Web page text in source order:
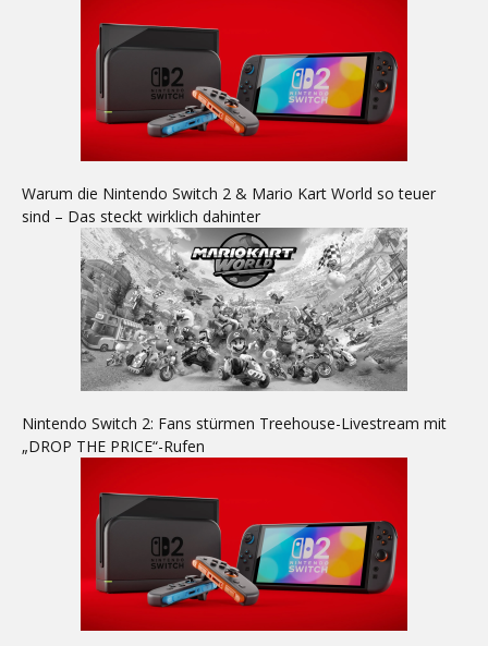
Warum die Nintendo Switch 2 & Mario Kart World so teuer
sind – Das steckt wirklich dahinter
Nintendo Switch 2: Fans stürmen Treehouse-Livestream mit
„DROP THE PRICE“-Rufen